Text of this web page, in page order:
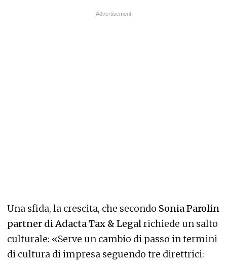
Una sfida, la crescita, che secondo Sonia Parolin
partner di Adacta Tax & Legalrichiede un salto
culturale: «Serve un cambio di passo in termini
di cultura di impresa seguendo tre direttrici: